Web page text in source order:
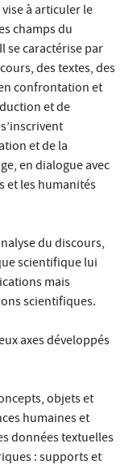
à articuler le
champs du
se caractérise par
des textes, des
confrontation et
et de
et de la
en dialogue avec
et les humanités
du discours,
scientifique lui
mais
scientifiques.
axes développés
objets et
humaines et
données textuelles
: supports et